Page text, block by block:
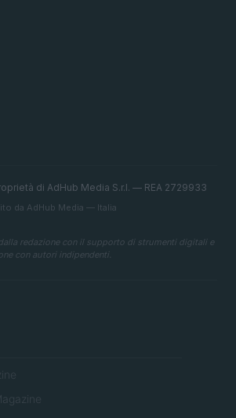
di AdHub Media S.r.l. — REA 2729933
da AdHub Media — Italia
redazione con il supporto di strumenti digitali e
con autori indipendenti.